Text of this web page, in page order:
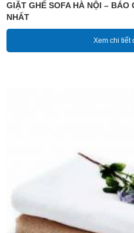
GIẶT GHẾ SOFA HÀ NỘI – BÁO
NHẤT
Xem chi tiết